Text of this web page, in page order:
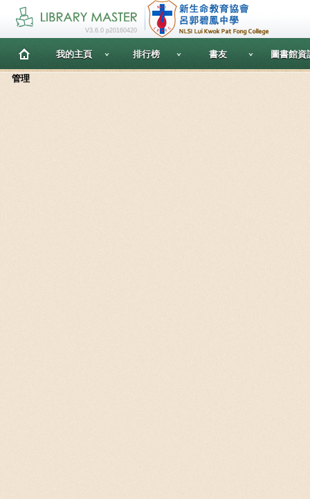
V3.6.0 p20160420
我的主頁 排行榜 書友 圖書館資
管理